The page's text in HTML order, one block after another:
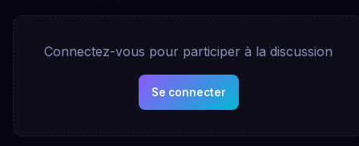
Connectez-vous pour participer à la discussion
Se connecter